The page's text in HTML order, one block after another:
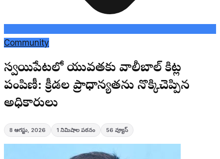
Community
సర్వాయిపేటలో యువతకు వాలీబాల్ కిట్ల
పంపిణీ: క్రీడల ప్రాధాన్యతను నొక్కిచెప్పిన
అధికారులు
8 ఆగస్టు, 2026 1 నిమిషాల పఠనం 56 వ్యూస్